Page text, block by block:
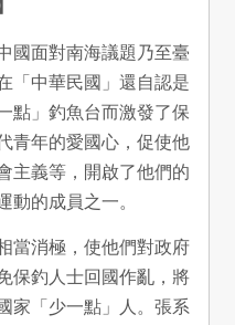
國面對南海議題乃至臺
「中華民國」還自認是
點」釣魚台而激發了保
青年的愛國心，促使他
主義等，開啟了他們的
動的成員之一。
當消極，使他們對政府
保釣人士回國作亂，將
家「少一點」人。張系